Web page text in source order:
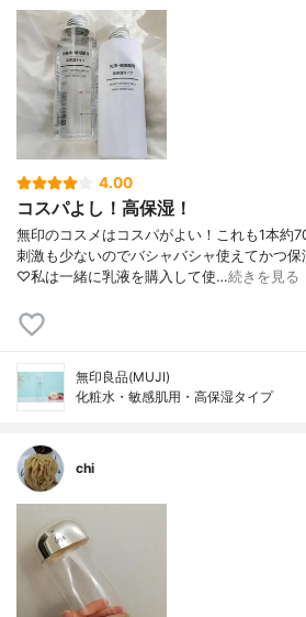
4.00
コスパよし！高保湿！
無印のコスメはコスパがよい！これも1本約
刺激も少ないのでバシャバシャ使えてかつ
♡私は一緒に乳液を購入して使…続きを見る
無印良品(MUJI)
化粧水・敏感肌用・高保湿タイプ
chi